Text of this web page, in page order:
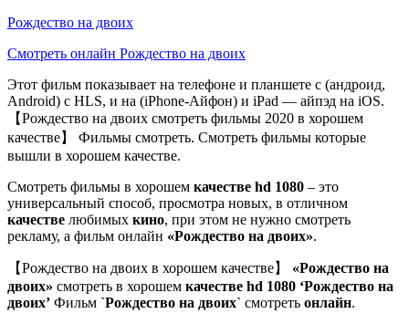
Рождество на двоих
Смотреть онлайн Рождество на двоих
Этот фильм показывает на телефоне и планшете с (андроид,
Android) с HLS, и на (iPhone-Айфон) и iPad — айпэд на iOS.
【Рождество на двоих смотреть фильмы 2020 в хорошем
качестве】 Фильмы смотреть. Смотреть фильмы которые
вышли в хорошем качестве.
Смотреть фильмы в хорошем качестве hd 1080 – это
универсальный способ, просмотра новых, в отличном
качестве любимых кино, при этом не нужно смотреть
рекламу, а фильм онлайн «Рождество на двоих».
【Рождество на двоих в хорошем качестве】 «Рождество на
двоих» смотреть в хорошем качестве hd 1080 ‘Рождество на
двоих’ Фильм `Рождество на двоих` смотреть онлайн.